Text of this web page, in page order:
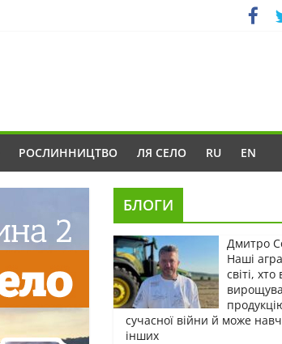
РОСЛИННИЦТВО ЛЯ СЕЛО RU EN
БЛОГИ
Дмитро
Наші
світі, хто
сучасної війни й може
інших